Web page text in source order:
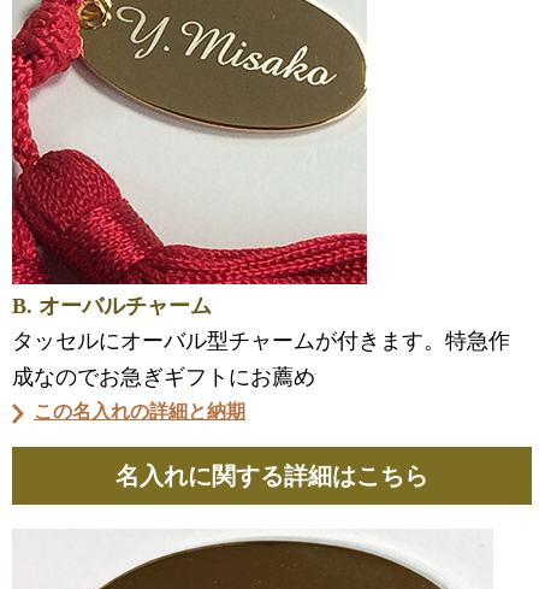
B. オーバルチャーム
タッセルにオーバル型チャームが付きます。特急作
成なのでお急ぎギフトにお薦め
この名入れの詳細と納期
名入れに関する詳細はこちら